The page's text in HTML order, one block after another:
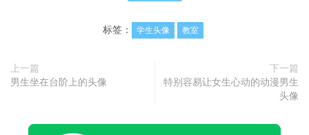
标签： 学生头像 教室
上一篇
男生坐在台阶上的头像
下一篇
特别容易让女生心动的动漫男生
头像